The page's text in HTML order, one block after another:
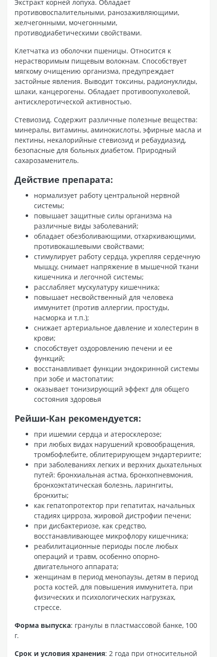
Экстракт корней лопуха. Обладает
противовоспалительными, ранозаживляющими,
желчегонными, мочегонными,
противодиабетическими свойствами.
Клетчатка из оболочки пшеницы. Относится к
нерастворимым пищевым волокнам. Способствует
мягкому очищению организма, предупреждает
застойные явления. Выводит токсины, радионуклиды,
шлаки, канцерогены. Обладает противоопухолевой,
антисклеротической активностью.
Стевиозид. Содержит различные полезные вещества:
минералы, витамины, аминокислоты, эфирные масла и
пектины, некалорийные стевиозид и ребаудиазид,
безопасные для больных диабетом. Природный
сахарозаменитель.
Действие препарата:
нормализует работу центральной нервной
системы;
повышает защитные силы организма на
различные виды заболеваний;
обладает обезболивающими, отхаркивающими,
противокашлевыми свойствами;
стимулирует работу сердца, укрепляя сердечную
мышцу, снимает напряжение в мышечной ткани
кишечника и легочной системы;
расслабляет мускулатуру кишечника;
повышает несвойственный для человека
иммунитет (против аллергии, простуды,
насморка и т.п.);
снижает артериальное давление и холестерин в
крови;
способствует оздоровлению печени и ее
функций;
восстанавливает функции эндокринной системы
при зобе и мастопатии;
оказывает тонизирующий эффект для общего
состояния здоровья
Рейши-Кан рекомендуется:
при ишемии сердца и атеросклерозе;
при любых видах нарушений кровообращения,
тромбофлебите, облитерирующем эндартериите;
при заболеваниях легких и верхних дыхательных
путей: бронхиальная астма, бронхопневмония,
бронхоэктатическая болезнь, ларингиты,
бронхиты;
как гепатопротектор при гепатитах, начальных
стадиях цирроза, жировой дистрофии печени;
при дисбактериозе, как средство,
восстанавливающее микрофлору кишечника;
реабилитационные периоды после любых
операций и травм, особенно опорно-
двигательного аппарата;
женщинам в период менопаузы, детям в период
роста костей, для повышения иммунитета, при
физических и психологических нагрузках,
стрессе.
Форма выпуска: гранулы в пластмассовой банке, 100
г.
Срок и условия хранения: 2 года при относительной